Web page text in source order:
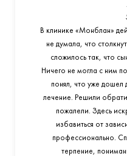
В клинике «Монблан»
не думала, что
сложилось так, что
Ничего не могла с ним
понял, что уже дошел
лечение. Решили
пожалели. Здесь
избавиться от
профессионально.
терпение,